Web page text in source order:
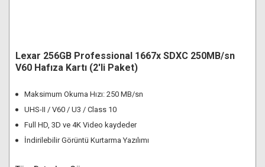
Lexar 256GB Professional 1667x SDXC 250MB/sn
V60 Hafıza Kartı (2'li Paket)
Maksimum Okuma Hızı: 250 MB/sn
UHS-II / V60 / U3 / Class 10
Full HD, 3D ve 4K Video kaydeder
İndirilebilir Görüntü Kurtarma Yazılımı